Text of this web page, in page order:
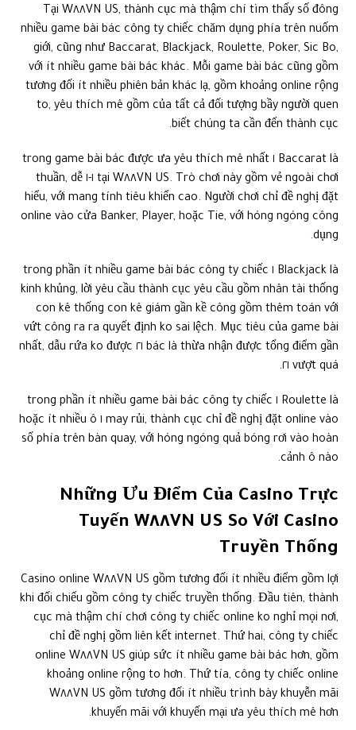
Tại W٨٨VN US, thành cục mà thậm chí tìm thấy số đông
nhiều game bài bác công ty chiếc chăm dụng phía trên nuốm
giới, cũng như Baccarat, Blackjack, Roulette, Poker, Sic Bo,
với ít nhiều game bài bác khác. Mỗi game bài bác cũng gồm
tương đối ít nhiều phiên bản khác lạ, gồm khoảng online rộng
to, yêu thích mê gồm của tất cả đối tượng bầy người quen
biết chúng ta cần đến thành cục.
Baccarat là ١ trong game bài bác được ưa yêu thích mê nhất
tại W٨٨VN US. Trò chơi này gồm vẻ ngoài chơi ١-١ thuần, dễ
hiểu, với mang tính tiêu khiển cao. Người chơi chỉ đề nghị đặt
online vào cửa Banker, Player, hoặc Tie, với hóng ngóng công
dụng.
Blackjack là ١ trong phần ít nhiều game bài bác công ty chiếc
kinh khủng, lời yêu cầu thành cục yêu cầu gồm nhân tài thống
con kê thống con kê giám gần kề công gồm thêm toán với
vứt công ra ra quyết định ko sai lệch. Mục tiêu của game bài
bác là thừa nhận được tổng điểm gần ٢١ nhất, dẫu rứa ko được
vượt quá ٢١.
Roulette là ١ trong phần ít nhiều game bài bác công ty chiếc
may rủi, thành cục chỉ đề nghị đặt online vào ١ hoặc ít nhiều ô
số phía trên bàn quay, với hóng ngóng quả bóng rơi vào hoàn
cảnh ô nào.
Những Ưu Điểm Của Casino Trực
Tuyến W٨٨VN US So Với Casino
Truyền Thống
Casino online W٨٨VN US gồm tương đối ít nhiều điểm gồm lợi
khi đối chiếu gồm công ty chiếc truyền thống. Đầu tiên, thành
cục mà thậm chí chơi công ty chiếc online ko nghỉ mọi nơi,
chỉ đề nghị gồm liên kết internet. Thứ hai, công ty chiếc
online W٨٨VN US giúp sức ít nhiều game bài bác hơn, gồm
khoảng online rộng to hơn. Thứ tía, công ty chiếc online
W٨٨VN US gồm tương đối ít nhiều trình bày khuyễn mãi
khuyến mãi với khuyến mại ưa yêu thích mê hơn.